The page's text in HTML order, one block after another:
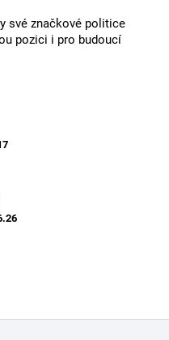
své značkové politice
pozici i pro budoucí